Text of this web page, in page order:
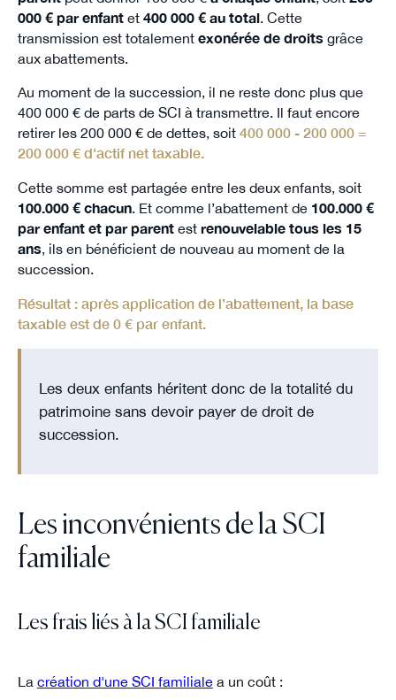
000 € par enfantet 400 000 € au total. Cette
transmission est totalement exonérée de droits grâce
aux abattements.
Au moment de la succession, il ne reste donc plus que
400 000 € de parts de SCI à transmettre. Il faut encore
retirer les 200 000 € de dettes, soit 400 000 - 200 000 =
200 000 €d'actif net taxable.
Cette somme est partagée entre les deux enfants, soit
100.000 € chacun. Et comme l’abattement de 100.000 €
par enfant et par parentest renouvelable tous les 15
ans, ils en bénéficient de nouveau au moment de la
succession.
Résultat : après application de l’abattement, la base
taxable est de 0 €par enfant.
Les deux enfants héritent donc de la totalité du
patrimoine sans devoir payer de droit de
succession.
Les inconvénients de la SCI
familiale
Les frais liés à la SCI familiale
La création d'une SCI familialea un coût :